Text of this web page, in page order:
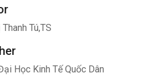
Tú,TS
Học Kinh Tế Quốc Dân